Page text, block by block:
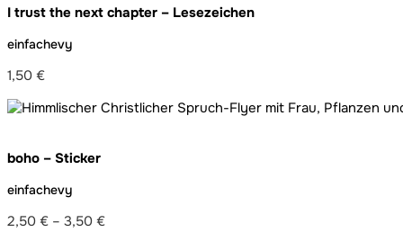
I trust the next chapter – Lesezeichen
einfachevy
1,50 €
boho – Sticker
einfachevy
2,50 € – 3,50 €